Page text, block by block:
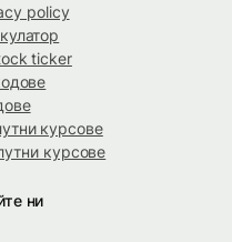
policy
ticker
курсове
курсове
ни